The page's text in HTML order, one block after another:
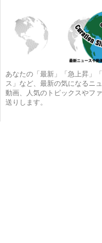
あなたの「最新」「急上昇」
ス」など、最新の気になるニ
動画、人気のトピックスやフ
送りします。